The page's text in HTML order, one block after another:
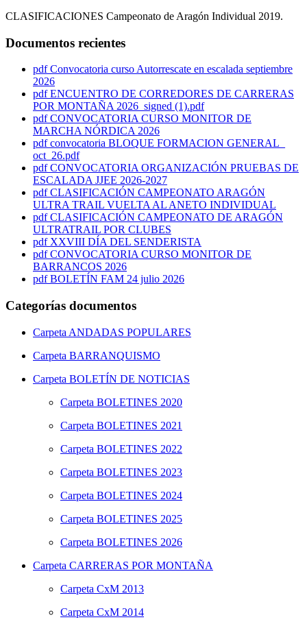
CLASIFICACIONES Campeonato de Aragón Individual 2019.
Documentos recientes
pdf Convocatoria curso Autorrescate en escalada septiembre
2026
pdf ENCUENTRO DE CORREDORES DE CARRERAS
POR MONTAÑA 2026_signed (1).pdf
pdf CONVOCATORIA CURSO MONITOR DE
MARCHA NÓRDICA 2026
pdf convocatoria BLOQUE FORMACION GENERAL_
oct_26.pdf
pdf CONVOCATORIA ORGANIZACIÓN PRUEBAS DE
ESCALADA JJEE 2026-2027
pdf CLASIFICACIÓN CAMPEONATO ARAGÓN
ULTRA TRAIL VUELTA AL ANETO INDIVIDUAL
pdf CLASIFICACIÓN CAMPEONATO DE ARAGÓN
ULTRATRAIL POR CLUBES
pdf XXVIII DÍA DEL SENDERISTA
pdf CONVOCATORIA CURSO MONITOR DE
BARRANCOS 2026
pdf BOLETÍN FAM 24 julio 2026
Categorías documentos
Carpeta ANDADAS POPULARES
Carpeta BARRANQUISMO
Carpeta BOLETÍN DE NOTICIAS
Carpeta BOLETINES 2020
Carpeta BOLETINES 2021
Carpeta BOLETINES 2022
Carpeta BOLETINES 2023
Carpeta BOLETINES 2024
Carpeta BOLETINES 2025
Carpeta BOLETINES 2026
Carpeta CARRERAS POR MONTAÑA
Carpeta CxM 2013
Carpeta CxM 2014